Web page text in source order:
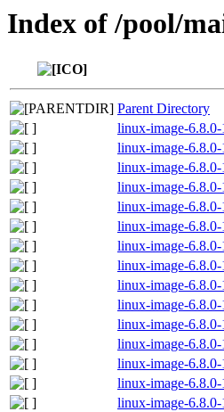
Index of /pool/
Parent Directory
linux-image-
linux-image-
linux-image-
linux-image-
linux-image-
linux-image-
linux-image-
linux-image-
linux-image-
linux-image-
linux-image-
linux-image-
linux-image-
linux-image-
linux-image-